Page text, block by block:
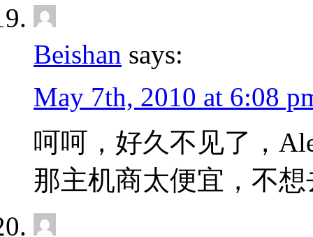
Beishan says:
May 7th, 2010 at 6:08
呵呵，好久不见了，
那主机商太便宜，不想